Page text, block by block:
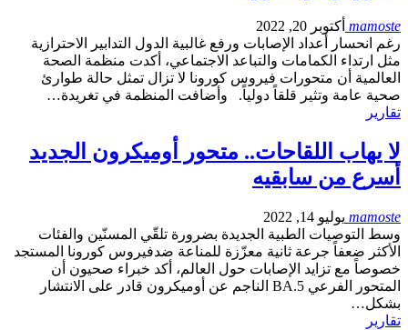
mamoste أكتوبر 20, 2022
رغم انحسار أعداد الإصابات ورفع غالبية الدول التدابير الاحترازية
مثل ارتداء الكمامات والتباعد الاجتماعي، أكدت منظمة الصحة
العالمية أن متحورات فيروس كورونا لا تزال تمثل حالة طوارئ
صحية عامة وتثير قلقاً دولياً. وأضافت المنظمة في تغريدة…
تقارير
لا يهاب اللقاحات.. متحور أوميكرون الجديد
أسرع من سابقيه
mamoste يوليو 14, 2022
وسط التوصيات الطبية الجديدة بضرورة تلقّي المسنّين والفئات
الأكثر ضعفاً جرعة ثانية معزّزة للمناعة ضدفيروس كورونا المستجد
خصوصاً مع تزايد الإصابات حول العالم، أكد خبراء صحيون أن
المتحور الفرعي BA.5 الناجم عن أوميكرون قادر على الانتشار
بشكل…
تقارير